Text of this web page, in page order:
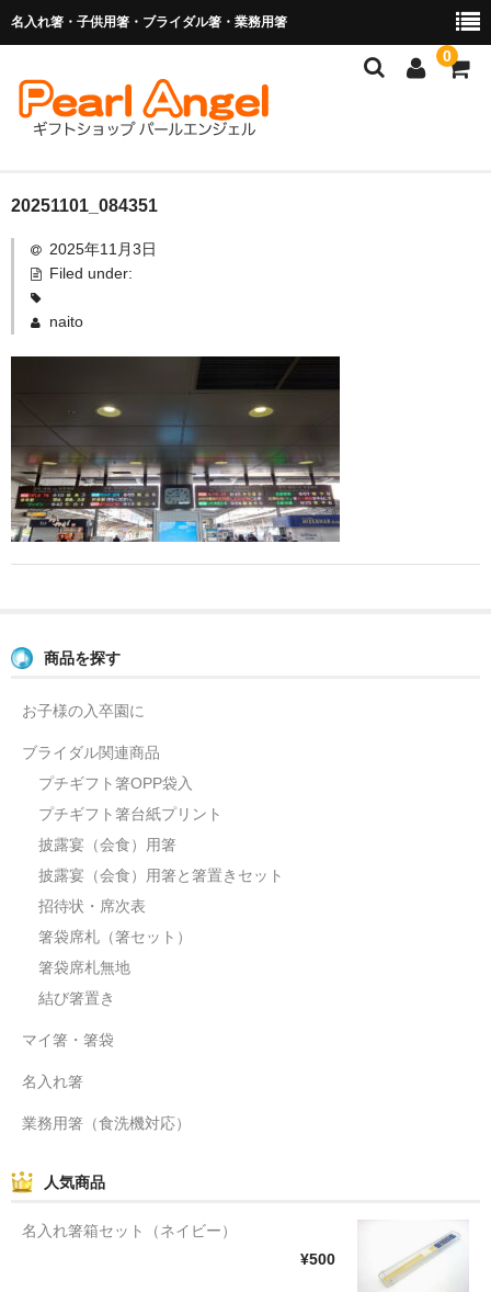
名入れ箸・子供用箸・ブライダル箸・業務用箸
0
商品を探す
お子様の入卒園に
業務用箸（食洗機対応）
マイ箸・箸袋
ご利用ガイド
よくあるご質問
20251101_084351
2025年11月3日
Filed under:
naito
商品を探す
お子様の入卒園に
ブライダル関連商品
プチギフト箸OPP袋入
プチギフト箸台紙プリント
披露宴（会食）用箸
披露宴（会食）用箸と箸置きセット
招待状・席次表
箸袋席札（箸セット）
箸袋席札無地
結び箸置き
マイ箸・箸袋
名入れ箸
業務用箸（食洗機対応）
人気商品
名入れ箸箱セット（ネイビー）
¥500